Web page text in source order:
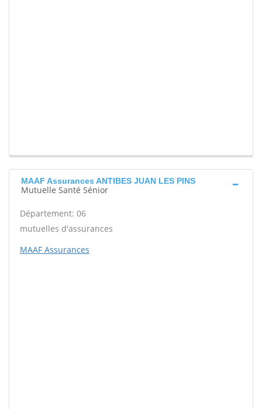
MAAF Assurances ANTIBES JUAN LES PINS
Mutuelle Santé Sénior
Département: 06
mutuelles d'assurances
MAAF Assurances